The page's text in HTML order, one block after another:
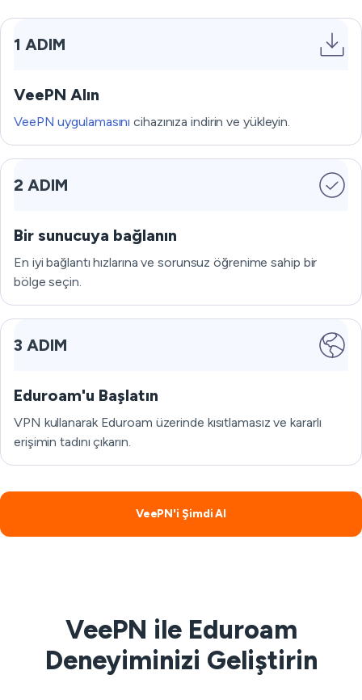
1 ADIM
VeePN Alın
VeePN uygulamasını cihazınıza indirin ve yükleyin.
2 ADIM
Bir sunucuya bağlanın
En iyi bağlantı hızlarına ve sorunsuz öğrenime sahip bir
bölge seçin.
3 ADIM
Eduroam'u Başlatın
VPN kullanarak Eduroam üzerinde kısıtlamasız ve kararlı
erişimin tadını çıkarın.
VeePN'i Şimdi Al
VeePN ile Eduroam
Deneyiminizi Geliştirin